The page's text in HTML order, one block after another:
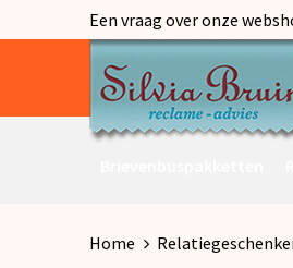
Een vraag over onze
Home